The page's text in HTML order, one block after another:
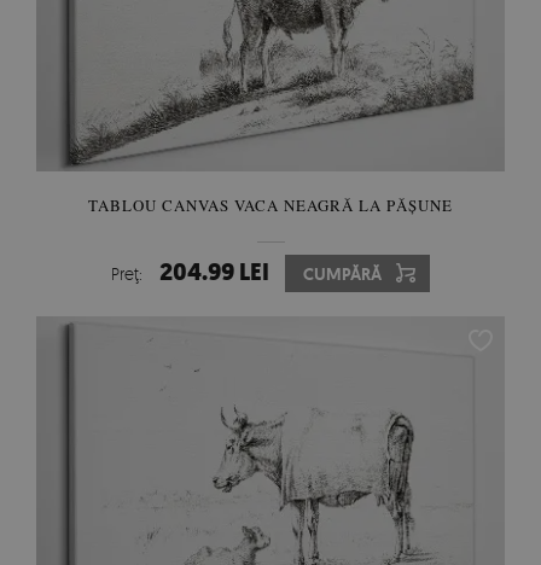
TABLOU CANVAS VACA NEAGRĂ LA PĂȘUNE
Preţ: 204.99 LEI CUMPĂRĂ